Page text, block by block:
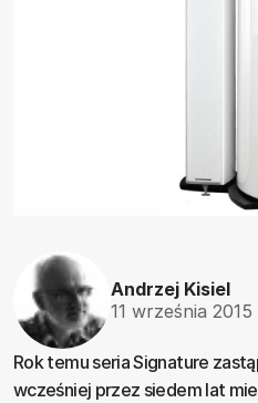
Andrzej Kisiel
11 września 2015
Rok temu seria Signature
wcześniej przez siedem lat